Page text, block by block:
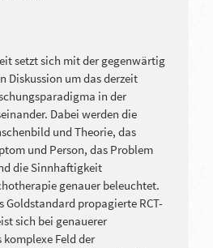
setzt sich mit der gegenwärtig
Diskussion um das derzeit
in der
Dabei werden die
und Theorie, das
und Person, das Problem
die Sinnhaftigkeit
genauer beleuchtet.
Goldstandard propagierte RCT-
sich bei genauerer
Feld der